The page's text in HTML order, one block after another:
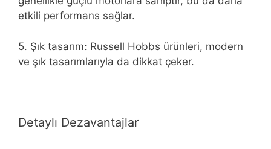
etkili performans sağlar.
5. Şık tasarım: Russell Hobbs ürünleri, modern
ve şık tasarımlarıyla da dikkat çeker.
Detaylı Dezavantajlar